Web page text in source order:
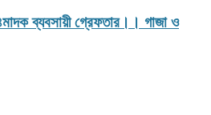
ব্যবসায়ী গ্রেফতার।। গাজা ও